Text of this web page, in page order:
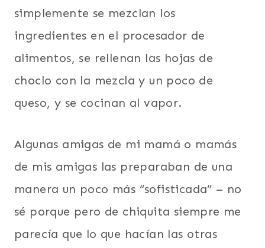
simplemente se mezclan los
ingredientes en el procesador de
alimentos, se rellenan las hojas de
choclo con la mezcla y un poco de
queso, y se cocinan al vapor.
Algunas amigas de mi mamá o mamás
de mis amigas las preparaban de una
manera un poco más “sofisticada” – no
sé porque pero de chiquita siempre me
parecía que lo que hacían las otras